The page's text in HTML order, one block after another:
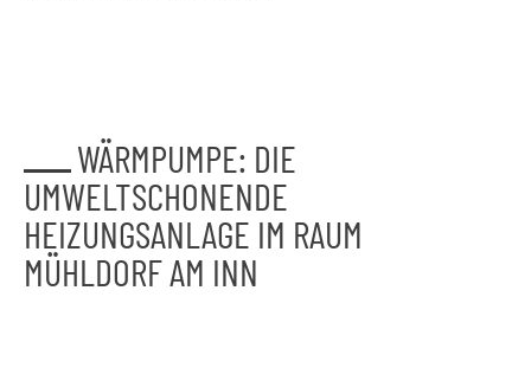
WÄRMPUMPE: DIE
UMWELTSCHONENDE
HEIZUNGSANLAGE IM RAUM
MÜHLDORF AM INN